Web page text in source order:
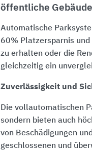
öffentliche Gebäude
Automatische
60% Platzersparnis
zu erhalten oder die
gleichzeitig ein
Zuverlässigkeit und
Die vollautomatischen
sondern bieten auch
von Beschädigungen
geschlossenen und